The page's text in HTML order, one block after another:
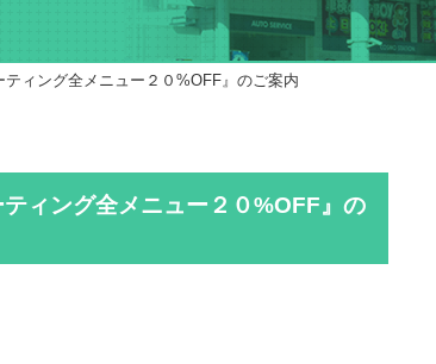
ィング全メニュー２０%OFF』のご案内
ィング全メニュー２０%OFF』の